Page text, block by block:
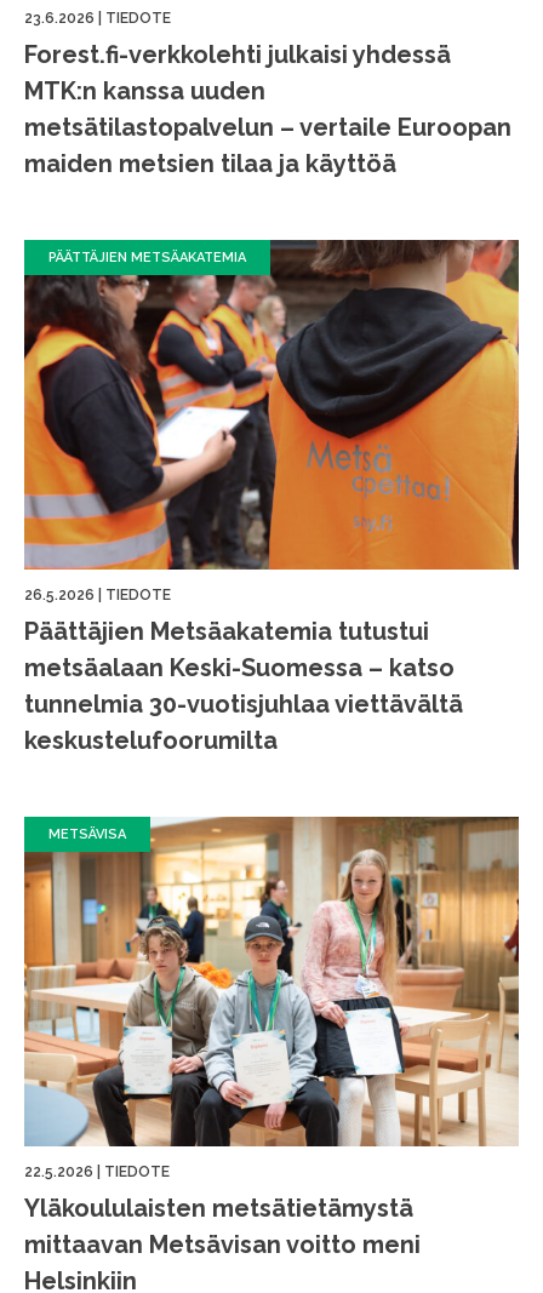
23.6.2026 TIEDOTE
Forest.fi-verkkolehti julkaisi yhdessä
MTK:n kanssa uuden
metsätilastopalvelun – vertaile Euroopan
maiden metsien tilaa ja käyttöä
PÄÄTTÄJIEN METSÄAKATEMIA
26.5.2026 TIEDOTE
Päättäjien Metsäakatemia tutustui
metsäalaan Keski-Suomessa – katso
tunnelmia 30-vuotisjuhlaa viettävältä
keskustelufoorumilta
METSÄVISA
22.5.2026 TIEDOTE
Yläkoululaisten metsätietämystä
mittaavan Metsävisan voitto meni
Helsinkiin